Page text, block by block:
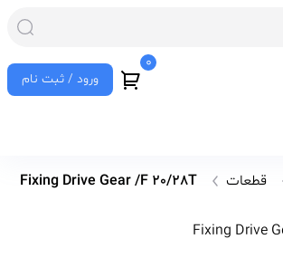
0
ورود / ثبت نام
قطعات Fixing Drive Gear /F 20/28T